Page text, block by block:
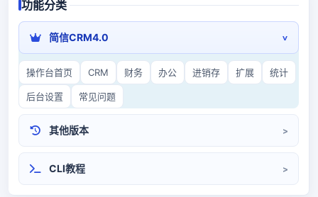
功能分类
简信CRM4.0
操作台首页 CRM 财务 办公 进销存 扩展 统计
后台设置 常见问题
其他版本
CLI教程